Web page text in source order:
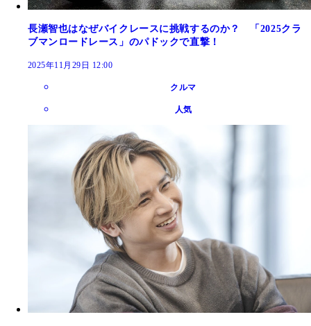
長瀬智也はなぜバイクレースに挑戦するのか？ 「2025クラ
ブマンロードレース」のパドックで直撃！
2025年11月29日 12:00
クルマ
人気